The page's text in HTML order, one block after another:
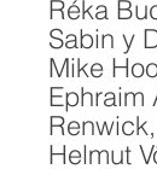
Réka
Sabin y
Mike
Ephraim
Helmut